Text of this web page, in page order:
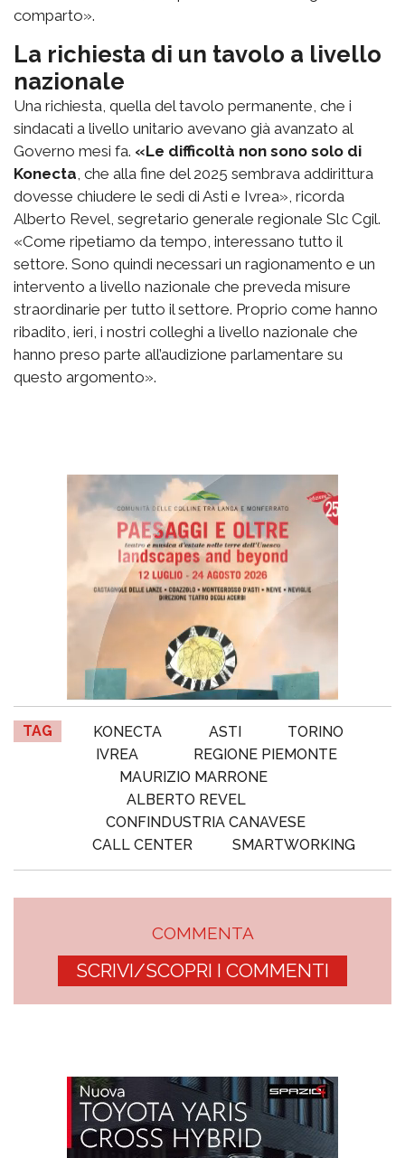
comparto».
La richiesta di un tavolo a livello
nazionale
Una richiesta, quella del tavolo permanente, che i
sindacati a livello unitario avevano già avanzato al
Governo mesi fa. «Le difficoltà non sono solo di
Konecta , che alla fine del 2025 sembrava addirittura
dovesse chiudere le sedi di Asti e Ivrea», ricorda
Alberto Revel, segretario generale regionale Slc Cgil.
«Come ripetiamo da tempo, interessano tutto il
settore. Sono quindi necessari un ragionamento e un
intervento a livello nazionale che preveda misure
straordinarie per tutto il settore. Proprio come hanno
ribadito, ieri, i nostri colleghi a livello nazionale che
hanno preso parte all’audizione parlamentare su
questo argomento».
TAG KONECTA ASTI
TORINO
IVREA
REGIONE PIEMONTE
MAURIZIO MARRONE
ALBERTO REVEL
CONFINDUSTRIA CANAVESE
CALL CENTER
SMARTWORKING
COMMENTA
SCRIVI/SCOPRI I COMMENTI